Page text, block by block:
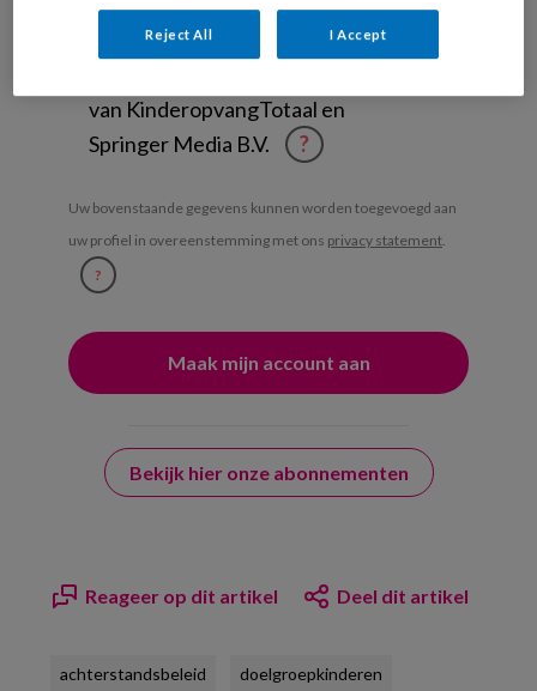
Weekoverzicht
van KinderopvangTotaal en
Springer Media B.V.
?
Uw bovenstaande gegevens kunnen worden toegevoegd aan
uw profiel in overeenstemming met ons privacy statement.
?
Bekijk hier onze abonnementen
Reageer op dit artikel Deel dit artikel
achterstandsbeleid doelgroepkinderen
Reject All I Accept